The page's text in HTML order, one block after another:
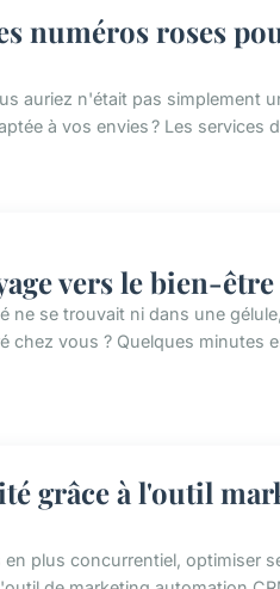
numéros roses
auriez n'était pas simplement
à vos envies ? Les services
vers le bien-
ne se trouvait ni dans une
chez vous ? Quelques minutes
grâce à l'outil
plus concurrentiel, optimiser